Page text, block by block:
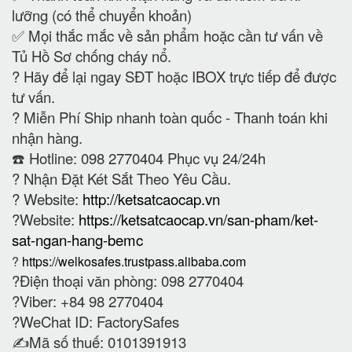
lưỡng (có thể chuyển khoản)
✅ Mọi thắc mắc về sản phẩm hoặc cần tư vấn về
Tủ Hồ Sơ chống cháy nổ.
? Hãy để lại ngay SĐT hoặc IBOX trực tiếp để được
tư vấn.
? Miễn Phí Ship nhanh toàn quốc - Thanh toán khi
nhận hàng.
☎️ Hotline: 098 2770404 Phục vụ 24/24h
? Nhận Đặt Két Sắt Theo Yêu Cầu.
? Website: http://ketsatcaocap.vn
?Website: https://ketsatcaocap.vn/san-pham/ket-
sat-ngan-hang-bemc
? https://welkosafes.trustpass.alibaba.com
?Điện thoại văn phòng: 098 2770404
?Viber: +84 98 2770404
?WeChat ID: FactorySafes
✍️Mã số thuế: 0101391913